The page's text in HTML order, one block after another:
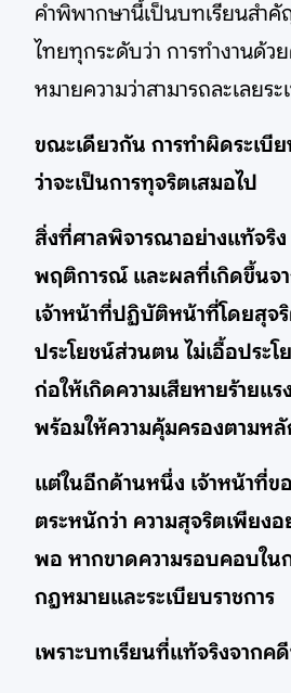
คำพิพากษานี้เป็นบทเรียนสำคั
ไทยทุกระดับว่า การทำงานด้ว
หมายความว่าสามารถละเลยร
ขณะเดียวกัน การทำผิดระเบี
ว่าจะเป็นการทุจริตเสมอไป
สิ่งที่ศาลพิจารณาอย่างแท้จริง
พฤติการณ์ และผลที่เกิดขึ้นจา
เจ้าหน้าที่ปฏิบัติหน้าที่โดยสุจ
ประโยชน์ส่วนตน ไม่เอื้อประ
ก่อให้เกิดความเสียหายร้ายแ
พร้อมให้ความคุ้มครองตามห
แต่ในอีกด้านหนึ่ง เจ้าหน้าที่
ตระหนักว่า ความสุจริตเพียงอ
พอ หากขาดความรอบคอบใน
กฎหมายและระเบียบราชการ
เพราะบทเรียนที่แท้จริงจากค